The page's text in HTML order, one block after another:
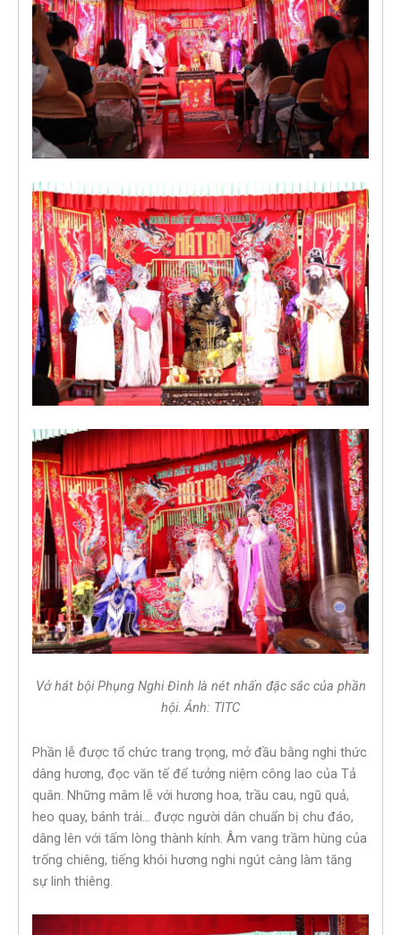
Vở hát bội Phụng Nghi Đình là nét nhấn đặc sắc của phần
hội.Ảnh: TITC
Phần lễ được tổ chức trang trọng, mở đầu bằng nghi thức
dâng hương, đọc văn tế để tưởng niệm công lao của Tả
quân. Những mâm lễ với hương hoa, trầu cau, ngũ quả,
heo quay, bánh trái… được người dân chuẩn bị chu đáo,
dâng lên với tấm lòng thành kính. Âm vang trầm hùng của
trống chiêng, tiếng khói hương nghi ngút càng làm tăng
sự linh thiêng.